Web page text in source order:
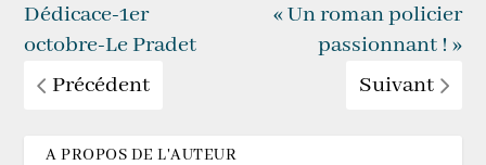
Dédicace-1er
octobre-Le Pradet
Précédent
« Un roman policier
passionnant ! »
Suivant
A PROPOS DE L'AUTEUR